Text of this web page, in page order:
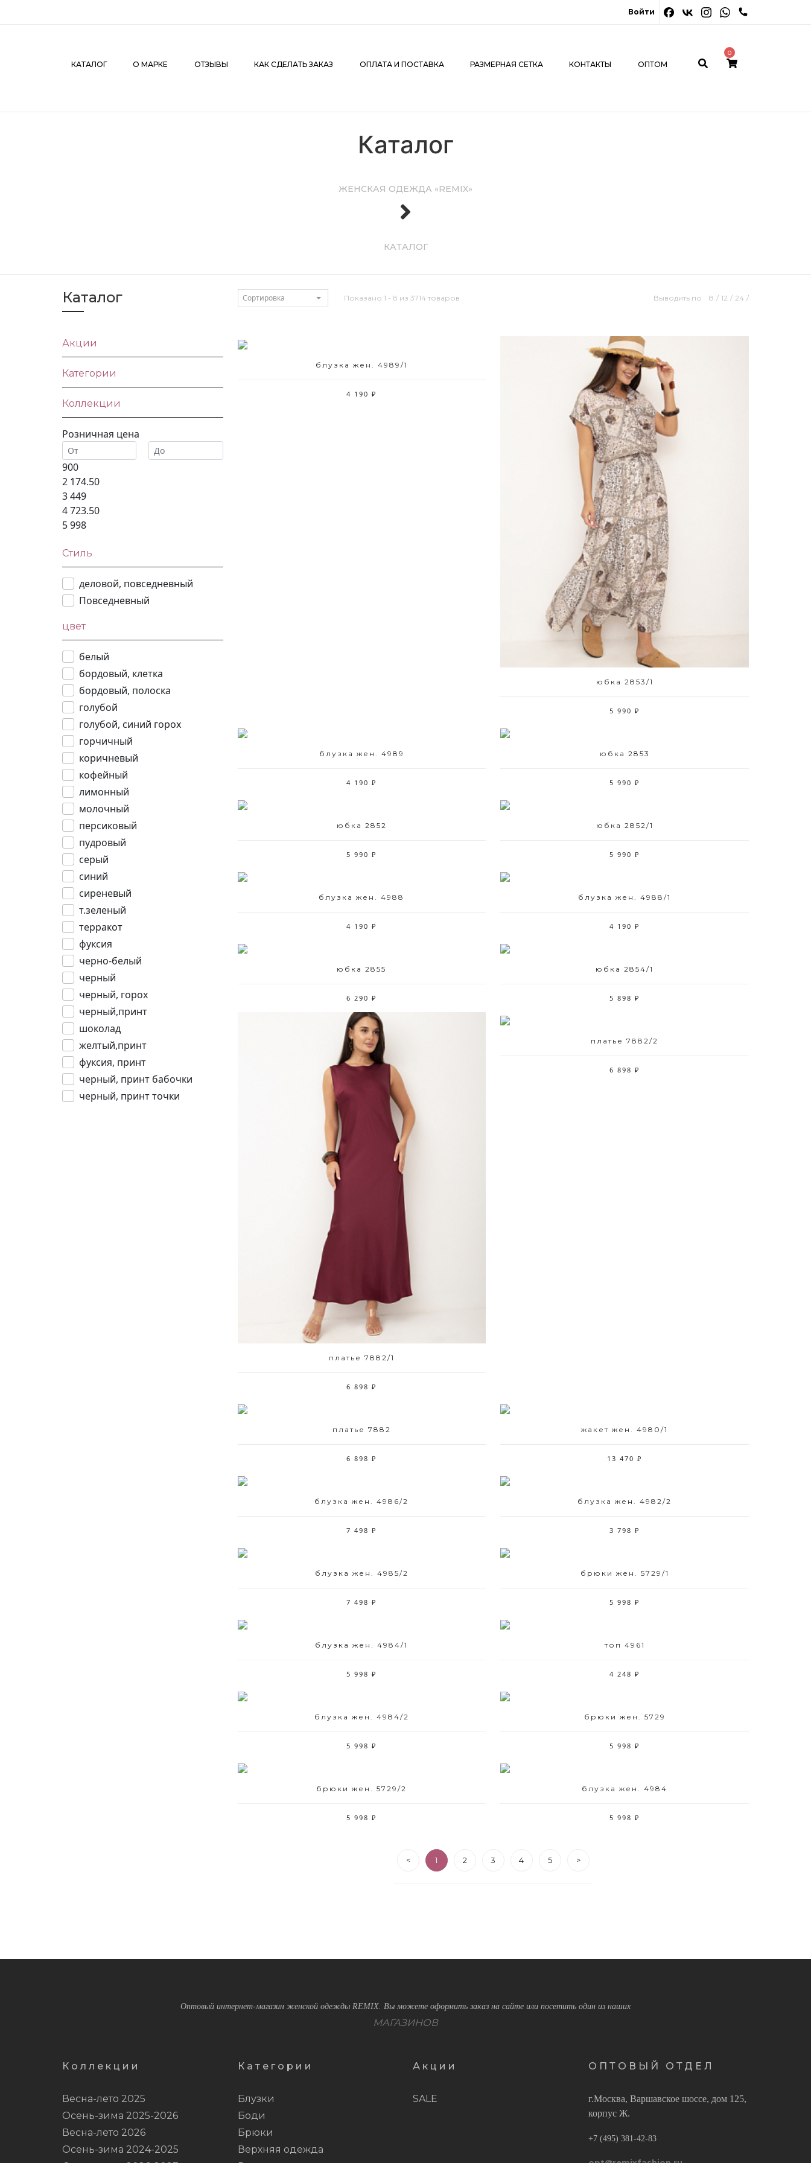
Войти
КАТАЛОГ О МАРКЕ ОТЗЫВЫ КАК СДЕЛАТЬ ЗАКАЗ ОПЛАТА И ПОСТАВКА РАЗМЕРНАЯ СЕТКА КОНТАКТЫ ОПТОМ
0
МОЙ КАБИНЕТ
Каталог
ЖЕНСКАЯ ОДЕЖДА «REMIX»
КАТАЛОГ
Каталог
Акции
Категории
Коллекции
Розничная цена
900
2 174.50
3 449
4 723.50
5 998
Стиль
деловой, повседневный
Повседневный
цвет
белый
бордовый, клетка
бордовый, полоска
голубой
голубой, синий горох
горчичный
коричневый
кофейный
лимонный
молочный
персиковый
пудровый
серый
синий
сиреневый
т.зеленый
терракот
фуксия
черно-белый
черный
черный, горох
черный,принт
шоколад
желтый,принт
фуксия, принт
черный, принт бабочки
черный, принт точки
Сортировка Показано 1 - 8 из 3714 товаров Выводить по 8 / 12 / 24 /
блузка жен. 4989/1
4 190 ₽
Размерный ряд
42 44 46 48 50 52
юбка 2853/1
5 990 ₽
блузка жен. 4989
4 190 ₽
юбка 2853
5 990 ₽
юбка 2852
5 990 ₽
юбка 2852/1
5 990 ₽
блузка жен. 4988
4 190 ₽
блузка жен. 4988/1
4 190 ₽
юбка 2855
6 290 ₽
юбка 2854/1
5 898 ₽
Размерный ряд
платье 7882/1
6 898 ₽
платье 7882/2
6 898 ₽
платье 7882
6 898 ₽
жакет жен. 4980/1
13 470 ₽
блузка жен. 4986/2
7 498 ₽
блузка жен. 4982/2
3 798 ₽
блузка жен. 4985/2
7 498 ₽
брюки жен. 5729/1
5 998 ₽
блузка жен. 4984/1
5 998 ₽
топ 4961
4 248 ₽
блузка жен. 4984/2
5 998 ₽
брюки жен. 5729
5 998 ₽
брюки жен. 5729/2
5 998 ₽
блузка жен. 4984
5 998 ₽
< 1 2 3 4 5 >
Оптовый интернет-магазин женской одежды REMIX. Вы можете оформить заказ на сайте или посетить один из наших
МАГАЗИНОВ
Коллекции
Весна-лето 2025
Осень-зима 2025-2026
Весна-лето 2026
Осень-зима 2024-2025
Категории
Блузки
Боди
Брюки
Верхняя одежда
Акции
SALE
ОПТОВЫЙ ОТДЕЛ
г.Москва, Варшавское шоссе, дом 125,
корпус Ж.
+7 (495) 381-42-83